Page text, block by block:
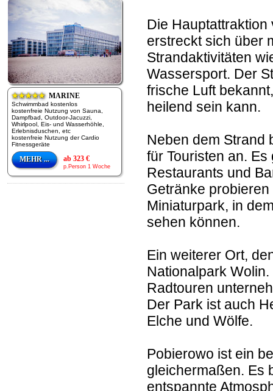
★★★★★MARINE
Schwimmbad kostenlos
kostenfreie Nutzung von Sauna,
Dampfbad, Outdoor-Jacuzzi,
Whirlpool, Eis- und Wasserhöhle,
Erlebnisduschen, etc
kostenfreie Nutzung der Cardio
Fitnessgeräte
MEHR ... ab 323 €
p.Person 1 Woche
Die
erstreckt sich über
Strandaktivitäten
Wassersport. Der
frische Luft
heilend sein kann.
Neben dem Strand
für Touristen an.
Restaurants und
Getränke
Miniaturpark, in
sehen können.
Ein weiterer Ort,
Nationalpark
Radtouren
Der Park ist auch
Elche und Wölfe.
Pobierowo ist ein
gleichermaßen. Es
entspannte